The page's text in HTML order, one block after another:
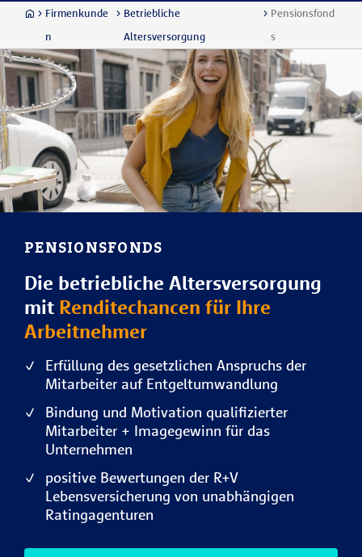
Firmenkunde
n
Betriebliche
Altersversorgung
Pensionsfond
s
PENSIONSFONDS
Die betriebliche Altersversorgung
mit Renditechancen für Ihre
Arbeitnehmer
Erfüllung des gesetzlichen Anspruchs der
Mitarbeiter auf Entgeltumwandlung
Bindung und Motivation qualifizierter
Mitarbeiter + Imagegewinn für das
Unternehmen
positive Bewertungen der R+V
Lebensversicherung von unabhängigen
Ratingagenturen